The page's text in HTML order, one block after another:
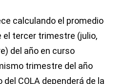
calculando el promedio
el tercer trimestre (julio,
del año en curso
trimestre del año
COLA dependerá de la